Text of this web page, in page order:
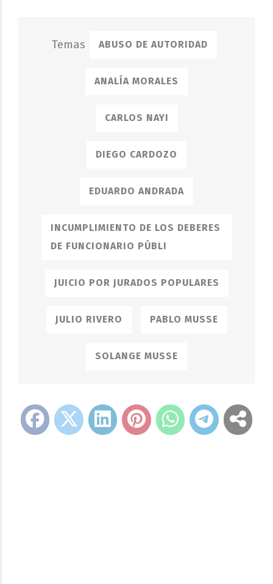
ABUSO DE AUTORIDAD
ANALÍA MORALES
CARLOS NAYI
DIEGO CARDOZO
EDUARDO ANDRADA
INCUMPLIMIENTO DE LOS DEBERES
DE FUNCIONARIO PÚBLI
JUICIO POR JURADOS POPULARES
JULIO RIVERO PABLO MUSSE
SOLANGE MUSSE